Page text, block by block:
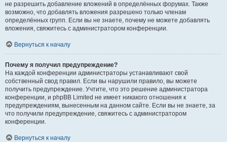
не разрешить добавление вложений в определённых форумах. Также
возможно, что добавлять вложения разрешено только членам
определённых групп. Если вы не знаете, почему не можете добавлять
вложения, свяжитесь с администратором конференции.
Вернуться к началу
Почему я получил предупреждение?
На каждой конференции администраторы устанавливают свой
собственный свод правил. Если вы нарушили правило, вы можете
получить предупреждение. Учтите, что это решение администратора
конференции, и phpBB Limited не имеет никакого отношения к
предупреждениям, вынесенным на данном сайте. Если вы не знаете, за
что получили предупреждение, свяжитесь с администратором
конференции.
Вернуться к началу